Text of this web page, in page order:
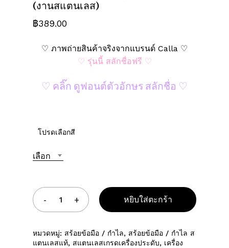
(งานสแตนเลส)
฿389.00
♡ ภาพถ่ายสินค้าจริงจากแบรนด์ Calla ♡
♡ รุ่นนี้ สลักชื่อฟรี ♡
♡ คลิ๊ก ดูฟอนต์ตัวอักษร สลักชื่อ ♡
โปรดเลือกสี
เลือก
หยิบใส่ตะกร้า
หมวดหมู่: สร้อยข้อมือ / กำไล, สร้อยข้อมือ / กำไล ส
แตนเลสแท้, สแตนเลสเกรดเครื่องประดับ, เครื่อง
บนเบราว์เซอร์นี้ สำหรับการแสดงความเห็น